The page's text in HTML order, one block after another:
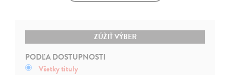
ZÚŽIŤ VÝBER
PODĽA DOSTUPNOSTI
Všetky tituly